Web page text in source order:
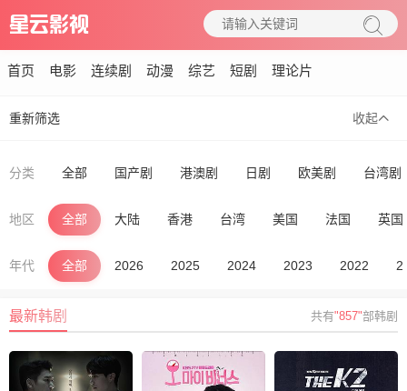
首页 电影 连续剧 动漫 综艺 短剧 理论片
重新筛选 收起
分类 全部 国产剧 港澳剧 日剧 欧美剧 台湾剧
地区 全部 大陆 香港 台湾 美国 法国 英国
年代 全部 2026 2025 2024 2023 2022
最新韩剧 共有"857"部韩剧